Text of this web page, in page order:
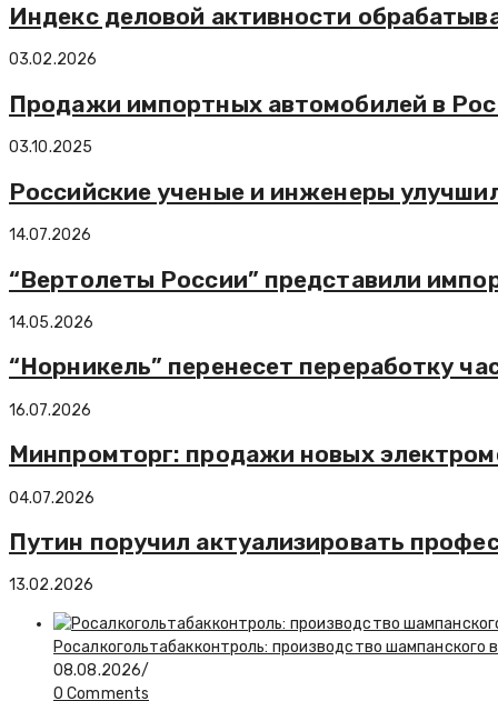
Индекс деловой активности
03.02.2026
Продажи импортных автомобилей в
03.10.2025
Российские ученые и инженеры
14.07.2026
“Вертолеты России” представили
14.05.2026
“Норникель” перенесет переработку
16.07.2026
Минпромторг: продажи новых
04.07.2026
Путин поручил актуализировать
13.02.2026
Росалкогольтабакконтроль: производство шампанского
08.08.2026/
0 Comments